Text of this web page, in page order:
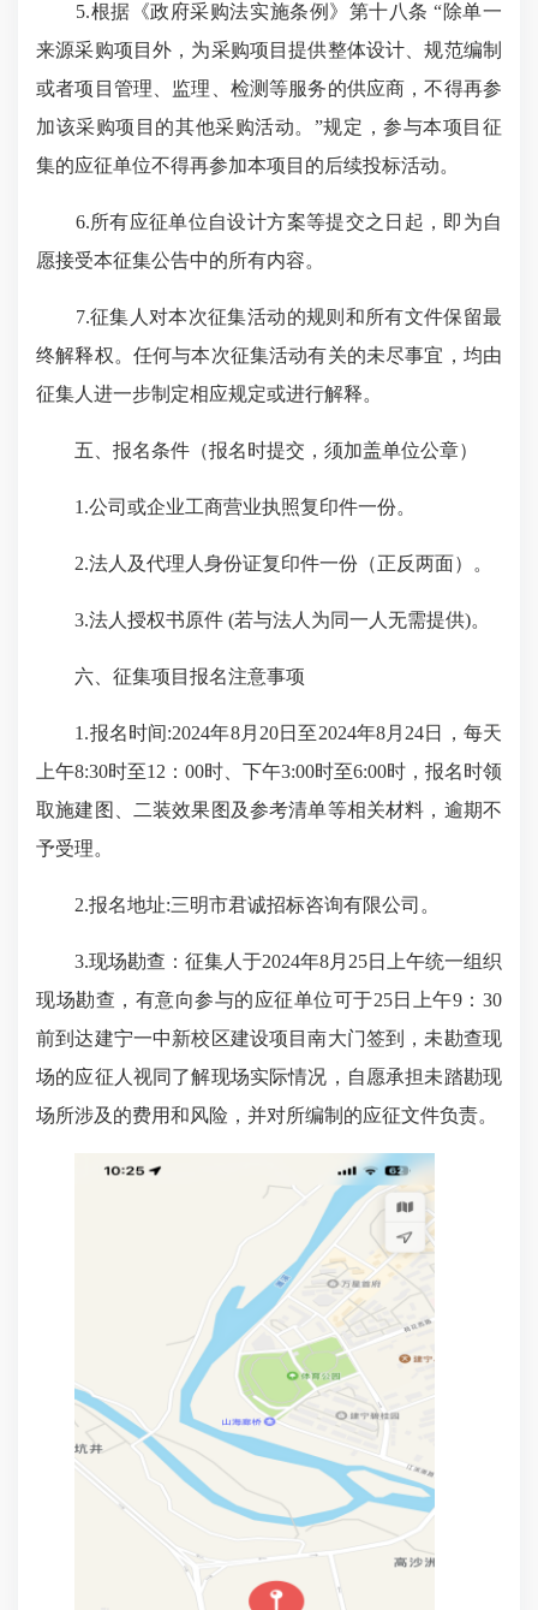
5.根据《政府采购法实施条例》第十八条 “除单一
来源采购项目外，为采购项目提供整体设计、规范编制
或者项目管理、监理、检测等服务的供应商，不得再参
加该采购项目的其他采购活动。”规定，参与本项目征
集的应征单位不得再参加本项目的后续投标活动。
6.所有应征单位自设计方案等提交之日起，即为自
愿接受本征集公告中的所有内容。
7.征集人对本次征集活动的规则和所有文件保留最
终解释权。任何与本次征集活动有关的未尽事宜，均由
征集人进一步制定相应规定或进行解释。
五、报名条件（报名时提交，须加盖单位公章）
1.公司或企业工商营业执照复印件一份。
2.法人及代理人身份证复印件一份（正反两面）。
3.法人授权书原件 (若与法人为同一人无需提供)。
六、征集项目报名注意事项
1.报名时间:2024年8月20日至2024年8月24日，每天
上午8:30时至12：00时、下午3:00时至6:00时，报名时领
取施建图、二装效果图及参考清单等相关材料，逾期不
予受理。
2.报名地址:三明市君诚招标咨询有限公司。
3.现场勘查：征集人于2024年8月25日上午统一组织
现场勘查，有意向参与的应征单位可于25日上午9：30
前到达建宁一中新校区建设项目南大门签到，未勘查现
场的应征人视同了解现场实际情况，自愿承担未踏勘现
场所涉及的费用和风险，并对所编制的应征文件负责。